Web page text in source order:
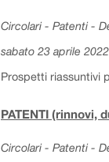
Circolari - Patenti -
sabato 23 aprile 2022
Prospetti riassuntivi
PATENTI (rinnovi,
Circolari - Patenti -